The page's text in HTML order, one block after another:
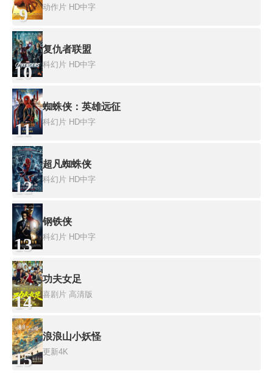
9 动作片 HD中字
10
复仇者联盟
科幻片 HD中字
11
蜘蛛侠：英雄远征
科幻片 HD中字
12
超凡蜘蛛侠
科幻片 HD中字
13
钢铁侠
科幻片 HD中字
14
功夫女足
喜剧片 高清版
15
浪浪山小妖怪
更新4K